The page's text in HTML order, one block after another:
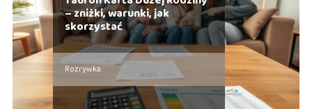
– zniżki, warunki, jak
skorzystać
Rozrywka